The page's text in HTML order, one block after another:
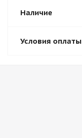
Наличие
Условия оплаты